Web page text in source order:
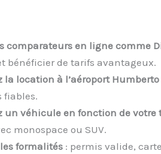
comparateurs en ligne comme
bénéficier de tarifs avantageux.
la location à l’aéroport Humberto
fiables.
un véhicule en fonction de votre
monospace ou SUV.
formalités: permis valide,